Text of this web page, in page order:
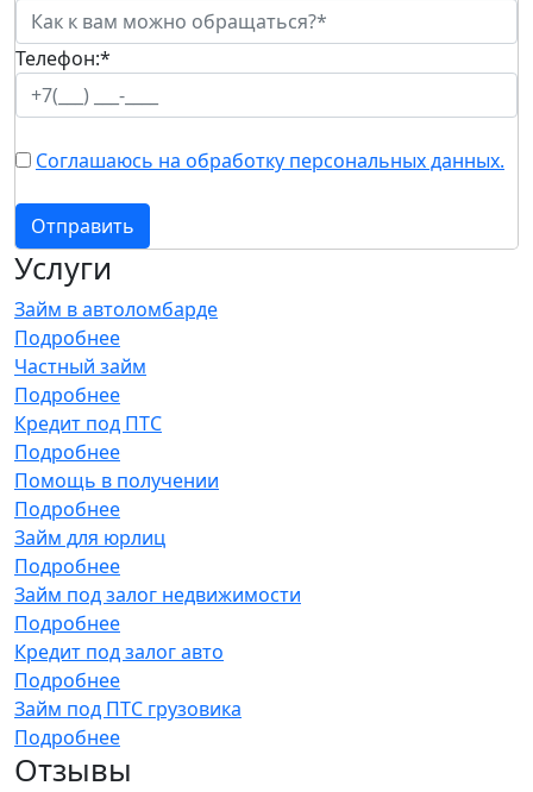
Телефон:*
Соглашаюсь на обработку персональных данных.
Отправить
Услуги
Займ в автоломбарде
Подробнее
Частный займ
Подробнее
Кредит под ПТС
Подробнее
Помощь в получении
Подробнее
Займ для юрлиц
Подробнее
Займ под залог недвижимости
Подробнее
Кредит под залог авто
Подробнее
Займ под ПТС грузовика
Подробнее
Отзывы